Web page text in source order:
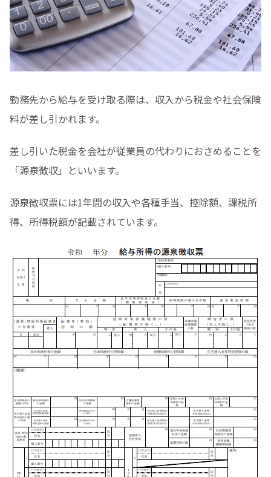
勤務先から給与を受け取る際は、収入から税金や社会保険
料が差し引かれます。
差し引いた税金を会社が従業員の代わりにおさめることを
「源泉徴収」といいます。
源泉徴収票には1年間の収入や各種手当、控除額、課税所
得、所得税額が記載されています。